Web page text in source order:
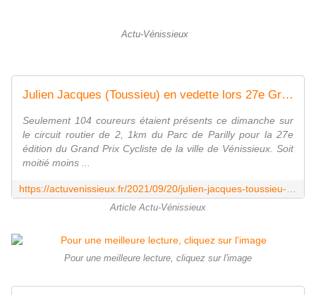
Actu-Vénissieux
Julien Jacques (Toussieu) en vedette lors 27e Grand-Prix Cycliste de Vénissieux
Seulement 104 coureurs étaient présents ce dimanche sur
le circuit routier de 2, 1km du Parc de Parilly pour la 27e
édition du Grand Prix Cycliste de la ville de Vénissieux. Soit
moitié moins ...
Article Actu-Vénissieux
Pour une meilleure lecture, cliquez sur l'image